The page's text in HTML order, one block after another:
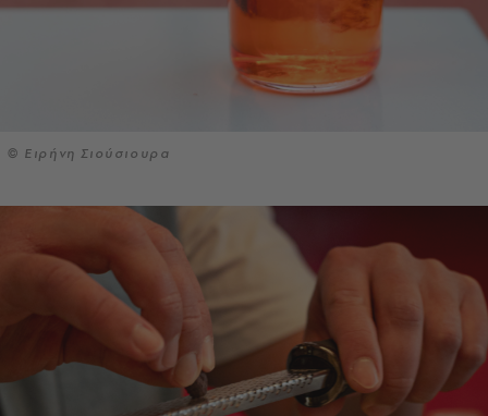
© Ειρήνη Σιούσιουρα